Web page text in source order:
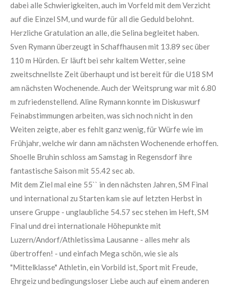
dabei alle Schwierigkeiten, auch im Vorfeld mit dem Verzicht
auf die Einzel SM, und wurde für all die Geduld belohnt.
Herzliche Gratulation an alle, die Selina begleitet haben.
Sven Rymann überzeugt in Schaffhausen mit 13.89 sec über
110 m Hürden. Er läuft bei sehr kaltem Wetter, seine
zweitschnellste Zeit überhaupt und ist bereit für die U18 SM
am nächsten Wochenende. Auch der Weitsprung war mit 6.80
m zufriedenstellend. Aline Rymann konnte im Diskuswurf
Feinabstimmungen arbeiten, was sich noch nicht in den
Weiten zeigte, aber es fehlt ganz wenig, für Würfe wie im
Frühjahr, welche wir dann am nächsten Wochenende erhoffen.
Shoelle Bruhin schloss am Samstag in Regensdorf ihre
fantastische Saison mit 55.42 sec ab.
Mit dem Ziel mal eine 55`` in den nächsten Jahren, SM Final
und international zu Starten kam sie auf letzten Herbst in
unsere Gruppe - unglaubliche 54.57 sec stehen im Heft, SM
Final und drei internationale Höhepunkte mit
Luzern/Andorf/Athletissima Lausanne - alles mehr als
übertroffen! - und einfach Mega schön, wie sie als
"Mittelklasse" Athletin, ein Vorbild ist, Sport mit Freude,
Ehrgeiz und bedingungsloser Liebe auch auf einem anderen